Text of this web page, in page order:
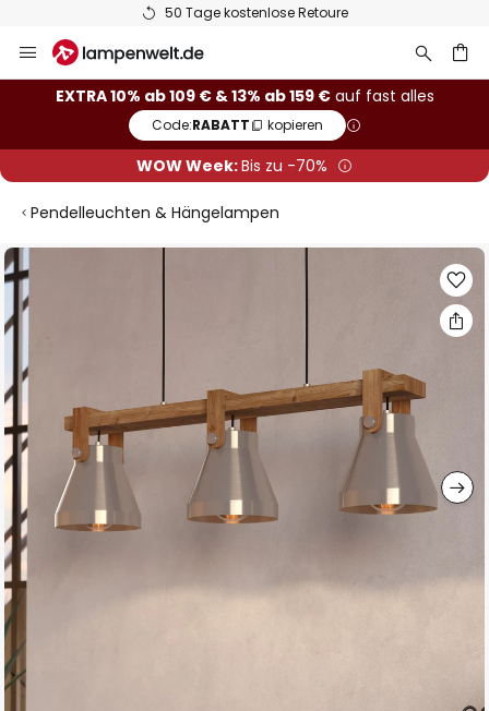
50 Tage kostenlose Retoure
Inhalt
springen
EXTRA 10% ab 109 € & 13% ab 159 €auf fast alles
Code:RABATT kopieren
WOW Week:Bis zu -70%
Pendelleuchten & Hängelampen
Zum
Ende
der
Bildgalerie
springen